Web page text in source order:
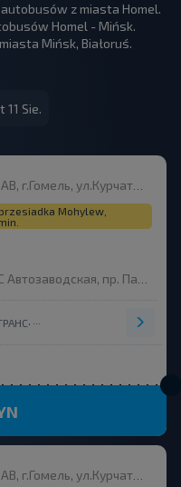
z miasta Homel.
Homel - Mińsk.
Mińsk, Białoruś.
11 Sie.
ул.Курчатова 1, Беларусь
Mohylew,
пр. Партизанский, 148
ул.Курчатова 1, Беларусь